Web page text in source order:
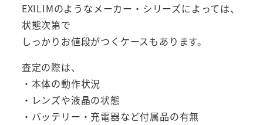
EXILIMのようなメーカー・シリーズによっては、
状態次第で
しっかりお値段がつくケースもあります。
査定の際は、
・本体の動作状況
・レンズや液晶の状態
・バッテリー・充電器など付属品の有無